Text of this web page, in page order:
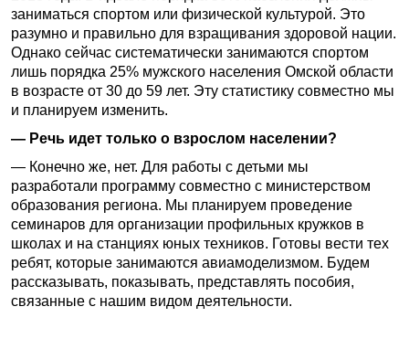
заниматься спортом или физической культурой. Это
разумно и правильно для взращивания здоровой нации.
Однако сейчас систематически занимаются спортом
лишь порядка 25% мужского населения Омской области
в возрасте от 30 до 59 лет. Эту статистику совместно мы
и планируем изменить.
— Речь идет только о взрослом населении?
— Конечно же, нет. Для работы с детьми мы
разработали программу совместно с министерством
образования региона. Мы планируем проведение
семинаров для организации профильных кружков в
школах и на станциях юных техников. Готовы вести тех
ребят, которые занимаются авиамоделизмом. Будем
рассказывать, показывать, представлять пособия,
связанные с нашим видом деятельности.